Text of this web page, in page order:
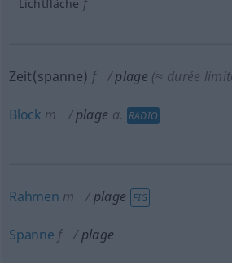
Lichtfläche
Zeit(spanne) f plage (≈ durée
Block m plage a. RADIO
Rahmen m plage FIG
Spanne f plage